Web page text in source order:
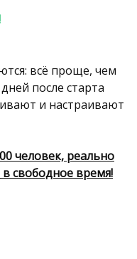
всё проще, чем
после старта
и настраивают
человек, реально
свободное время!